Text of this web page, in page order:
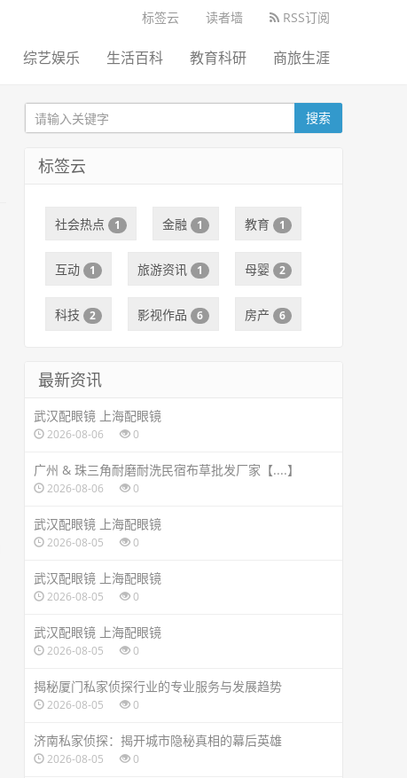
标签云 读者墙 RSS订阅
综艺娱乐 生活百科 教育科研 商旅生涯
搜索
标签云
社会热点 1 金融 1 教育 1
互动 1 旅游资讯 1 母婴 2
科技 2 影视作品 6 房产 6
最新资讯
武汉配眼镜 上海配眼镜
2026-08-06 0
广州 & 珠三角耐磨耐洗民宿布草批发厂家【....】
2026-08-06 0
武汉配眼镜 上海配眼镜
2026-08-05 0
武汉配眼镜 上海配眼镜
2026-08-05 0
武汉配眼镜 上海配眼镜
2026-08-05 0
揭秘厦门私家侦探行业的专业服务与发展趋势
2026-08-05 0
济南私家侦探：揭开城市隐秘真相的幕后英雄
2026-08-05 0